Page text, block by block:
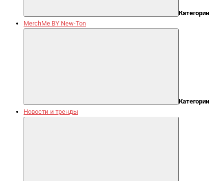
Категории
MerchMe BY New-Ton
Категории
Новости и тренды